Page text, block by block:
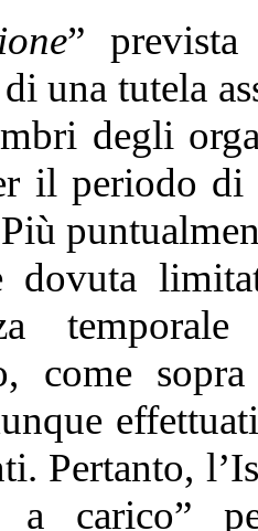
” prevista
di una tutela
degli
il periodo
dovuta
come
Pertanto,
a carico”